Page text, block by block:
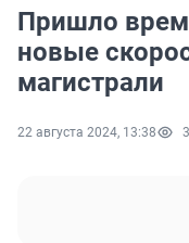
Пришло
новые
магистрали
22 августа 2024, 13:38